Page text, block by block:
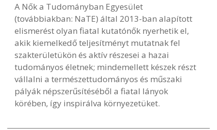
A Nők a Tudományban Egyesület
(továbbiakban: NaTE) által 2013-ban alapított
elismerést olyan fiatal kutatónők nyerhetik el,
akik kiemelkedő teljesítményt mutatnak fel
szakterületükön és aktív részesei a hazai
tudományos életnek; mindemellett készek részt
vállalni a természettudományos és műszaki
pályák népszerűsítéséből a fiatal lányok
körében, így inspirálva környezetüket.